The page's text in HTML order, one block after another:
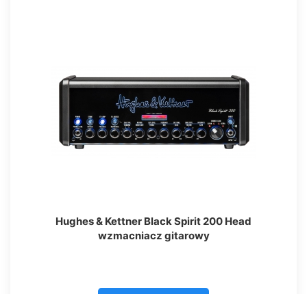
Hughes & Kettner Black Spirit 200 Head
wzmacniacz gitarowy